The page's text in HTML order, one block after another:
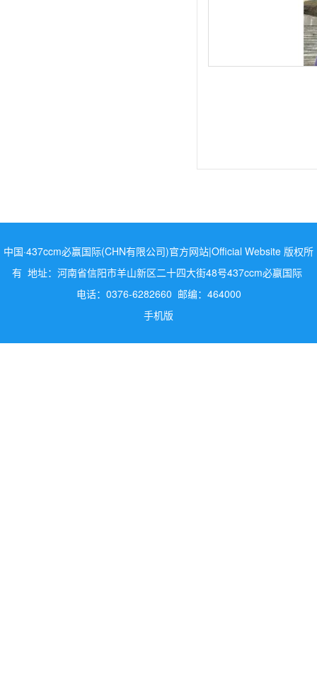
中国·437ccm必赢国际(CHN有限公司)官方网站|Official Website 版权所
有 地址：河南省信阳市羊山新区二十四大街48号437ccm必嬴国际
电话：0376-6282660 邮编：464000
手机版